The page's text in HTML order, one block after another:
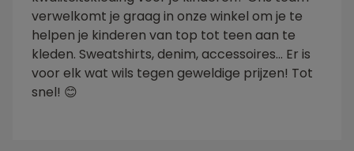
verwelkomt je graag in onze winkel om je te
helpen je kinderen van top tot teen aan te
kleden. Sweatshirts, denim, accessoires... Er is
voor elk wat wils tegen geweldige prijzen! Tot
snel! 😊